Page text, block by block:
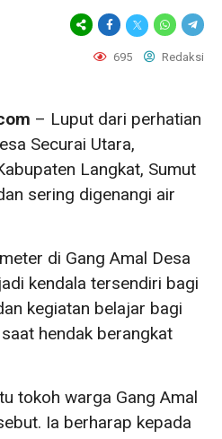
695 Redaksi
– Luput dari perhatian
Securai Utara,
Langkat, Sumut
sering digenangi air
di Gang Amal Desa
kendala tersendiri bagi
kegiatan belajar bagi
hendak berangkat
tokoh warga Gang Amal
Ia berharap kepada